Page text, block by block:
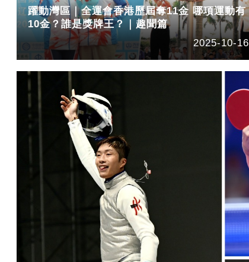
躍動灣區｜全運會香港歷屆奪11金 哪項運動有
10金？誰是獎牌王？｜趣聞篇
2025-10-16